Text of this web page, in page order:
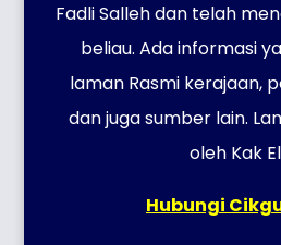
Fadli Salleh dan telah
beliau. Ada informasi
laman Rasmi kerajaan,
dan juga sumber lain.
oleh Kak
Hubungi